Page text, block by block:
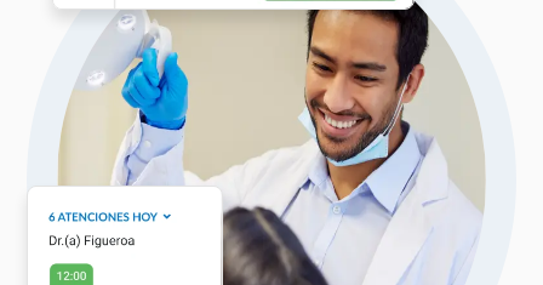
Blog
Recursos
Latinoamérica
Solicita tu cotización